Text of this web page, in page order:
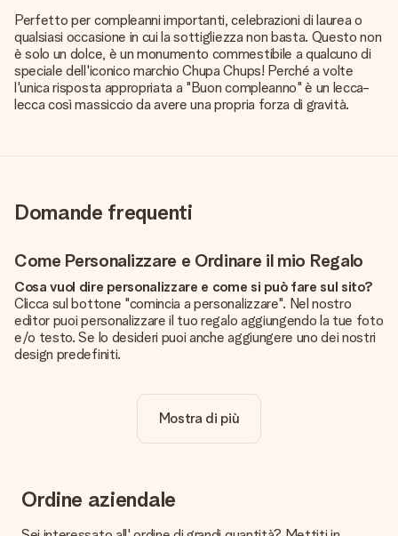
Perfetto per compleanni importanti, celebrazioni di laurea o
qualsiasi occasione in cui la sottigliezza non basta. Questo non
è solo un dolce, è un monumento commestibile a qualcuno di
speciale dell'iconico marchio Chupa Chups! Perché a volte
l'unica risposta appropriata a "Buon compleanno" è un lecca-
lecca così massiccio da avere una propria forza di gravità.
Domande frequenti
Come Personalizzare e Ordinare il mio Regalo
Cosa vuol dire personalizzare e come si può fare sul sito?
Clicca sul bottone "comincia a personalizzare". Nel nostro
editor puoi personalizzare il tuo regalo aggiungendo la tue foto
e/o testo. Se lo desideri puoi anche aggiungere uno dei nostri
design predefiniti.
Certo! Il prezzo mostrato include sempre la personalizzazione
Vogliamo assicurarci che tu sia completamente soddisfatto
del tuo regalo. Per questo è importante utilizzare foto di alta
Mostra di più
Ordine aziendale